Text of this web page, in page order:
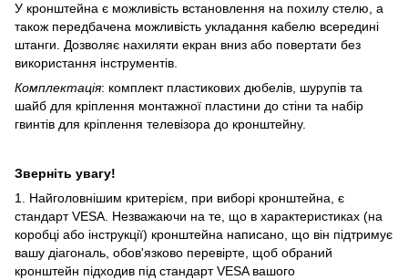
У кронштейна є можливість встановлення на похилу стелю, а
також передбачена можливість укладання кабелю всередині
штанги. Дозволяє нахиляти екран вниз або повертати без
використання інструментів.
Комплектація: комплект пластикових дюбелів, шурупів та
шайб для кріплення монтажної пластини до стіни та набір
гвинтів для кріплення телевізора до кронштейну.
Зверніть увагу!
1. Найголовнішим критерієм, при виборі кронштейна, є
стандарт VESA. Незважаючи на те, що в характеристиках (на
коробці або інструкції) кронштейна написано, що він підтримує
вашу діагональ, обов'язково перевірте, щоб обраний
кронштейн підходив під стандарт VESA вашого